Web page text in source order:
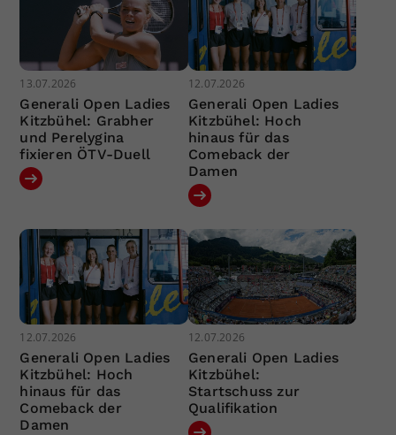
13.07.2026
Generali Open Ladies
Kitzbühel: Grabher
und Perelygina
fixieren ÖTV-Duell
12.07.2026
Generali Open Ladies
Kitzbühel: Hoch
hinaus für das
Comeback der
Damen
12.07.2026
Generali Open Ladies
Kitzbühel: Hoch
hinaus für das
Comeback der
Damen
12.07.2026
Generali Open Ladies
Kitzbühel:
Startschuss zur
Qualifikation